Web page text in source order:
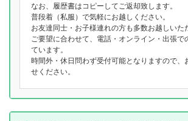
なお、履歴書はコピーしてご返却致します。
普段着（私服）で気軽にお越しください。
お友達同士・お子様連れの方も多数お越しいた
ご要望に合わせて、電話・オンライン・出張で
ています。
時間外・休日問わず受付可能となりますので、
せください。